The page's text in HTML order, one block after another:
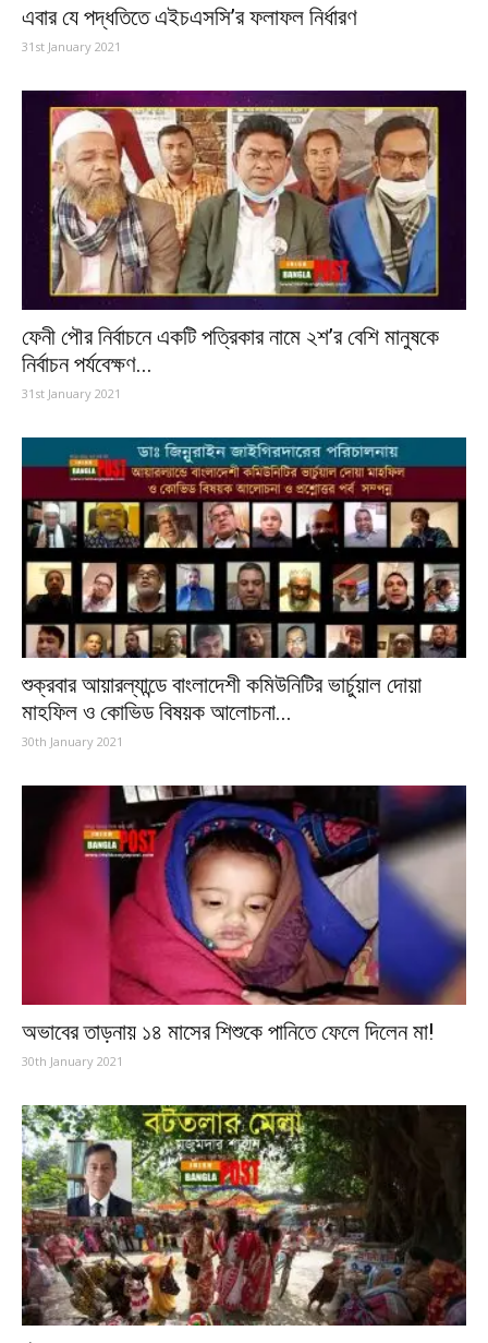
এবার যে পদ্ধতিতে এইচএসসি’র ফলাফল নির্ধারণ
31st January 2021
ফেনী পৌর নির্বাচনে একটি পত্রিকার নামে ২শ’র বেশি মানুষকে
নির্বাচন পর্যবেক্ষণ...
31st January 2021
শুক্রবার আয়ারল্যান্ডে বাংলাদেশী কমিউনিটির ভার্চুয়াল দোয়া
মাহফিল ও কোভিড বিষয়ক আলোচনা...
30th January 2021
অভাবের তাড়নায় ১৪ মাসের শিশুকে পানিতে ফেলে দিলেন মা!
30th January 2021